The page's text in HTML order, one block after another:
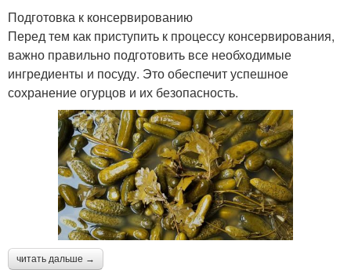
Подготовка к консервированию
Перед тем как приступить к процессу консервирования,
важно правильно подготовить все необходимые
ингредиенты и посуду. Это обеспечит успешное
сохранение огурцов и их безопасность.
читать дальше →